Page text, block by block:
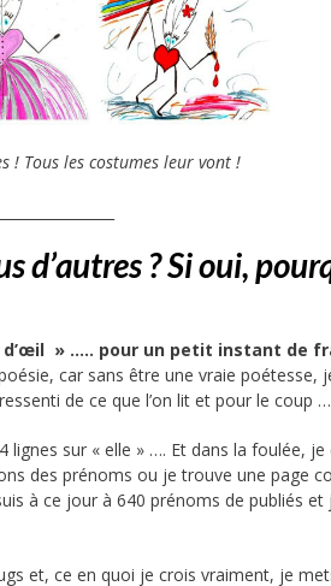
! Tous les costumes leur vont !
d’autres ? Si oui,
d’œil » ….. pour un petit instant de
car sans être une vraie poétesse,
de ce que l’on lit et pour le coup
sur « elle » …. Et dans la foulée,
des prénoms ou je trouve une page
à ce jour à 640 prénoms de publiés
et, ce en quoi je crois vraiment, je